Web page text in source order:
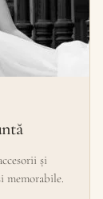
și
memorabile.